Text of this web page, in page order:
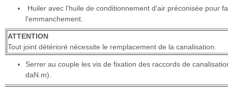
Huiler avec l'huile de conditionnement d'air préconisée pour
l'emmanchement.
ATTENTION
Tout joint détérioré nécessite le remplacement de la canalisation.
Serrer au couple les vis de fixation des raccords de
daN.m).